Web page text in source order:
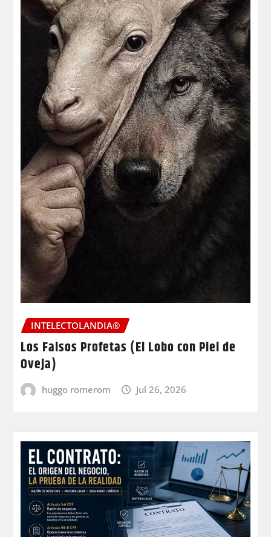
INTELECTOLANDIA®
Los Falsos Profetas (El Lobo con Piel de
Oveja)
huggo romerom Jul 26, 2026